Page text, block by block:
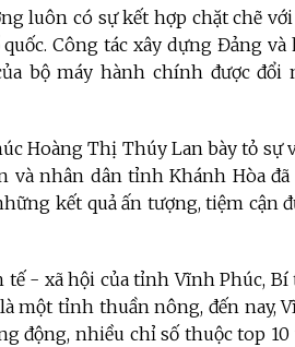
luôn có sự kết hợp chặt chẽ với
Công tác xây dựng Đảng
bộ máy hành chính được đổi
Hoàng Thị Thúy Lan bày tỏ sự
nhân dân tỉnh Khánh Hòa đã
kết quả ấn tượng, tiệm cận
- xã hội của tỉnh Vĩnh Phúc,
một tỉnh thuần nông, đến nay,
động, nhiều chỉ số thuộc top 10